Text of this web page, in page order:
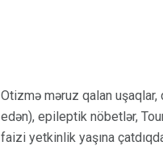
Otizmə məruz qalan
edən), epileptik nöbetlər,
faizi yetkinlik yaşına